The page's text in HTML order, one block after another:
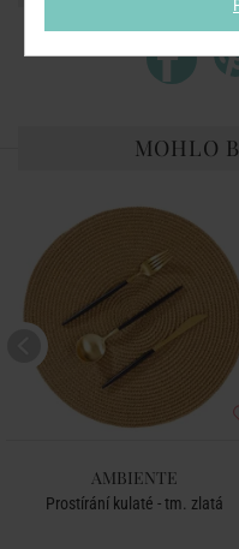
MOHLO
AMBIENTE
Prostírání kulaté - tm. zlatá